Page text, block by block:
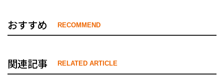
おすすめ RECOMMEND
関連記事 RELATED ARTICLE